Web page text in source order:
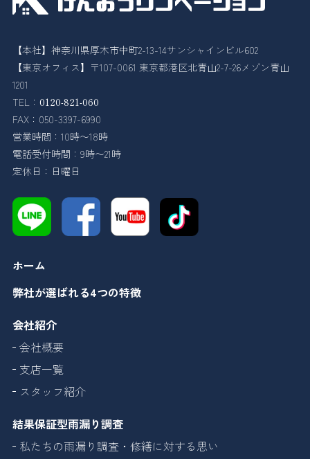
【本社】神奈川県厚木市中町2-13-14サンシャインビル602
【東京オフィス】〒107-0061 東京都港区北青山2-7-26メゾン青山
1201
TEL： 0120-821-060
FAX：050-3397-6990
営業時間：10時〜18時
電話受付時間：9時〜21時
定休日：日曜日
ホーム
弊社が選ばれる4つの特徴
会社紹介
会社概要
支店一覧
スタッフ紹介
結果保証型雨漏り調査
私たちの雨漏り調査・修繕に対する思い